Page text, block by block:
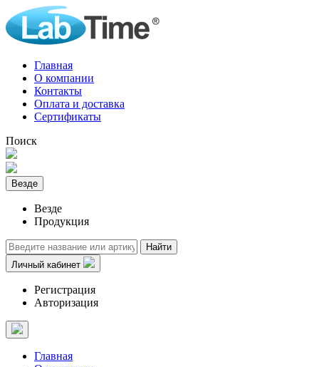
Главная
О компании
Контакты
Оплата и доставка
Сертификаты
Поиск
Везде
Везде
Продукция
Найти
Личный кабинет
Регистрация
Авторизация
Главная